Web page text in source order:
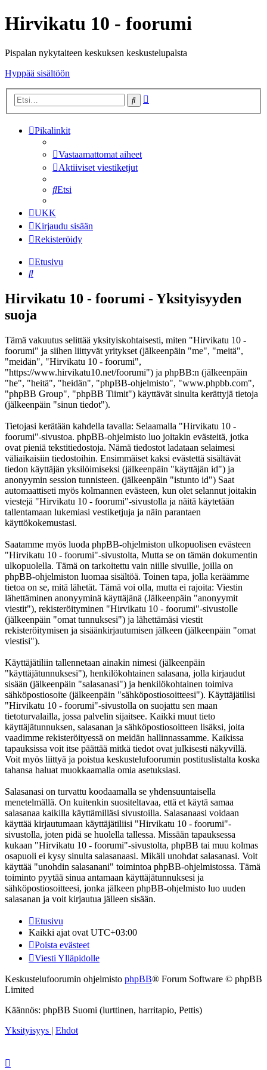
Hirvikatu 10 - foorumi
Pispalan nykytaiteen keskuksen keskustelupalsta
Hyppää sisältöön
Etsi
Pikalinkit
Vastaamattomat aiheet
Aktiiviset viestiketjut
Etsi
UKK
Kirjaudu sisään
Rekisteröidy
Etusivu
Etsi
Hirvikatu 10 - foorumi - Yksityisyyden
suoja
Tämä vakuutus selittää yksityiskohtaisesti, miten "Hirvikatu 10 -
foorumi" ja siihen liittyvät yritykset (jälkeenpäin "me", "meitä",
"meidän", "Hirvikatu 10 - foorumi",
"https://www.hirvikatu10.net/foorumi") ja phpBB:n (jälkeenpäin
"he", "heitä", "heidän", "phpBB-ohjelmisto", "www.phpbb.com",
"phpBB Group", "phpBB Tiimit") käyttävät sinulta kerättyjä tietoja
(jälkeenpäin "sinun tiedot").
Tietojasi kerätään kahdella tavalla: Selaamalla "Hirvikatu 10 -
foorumi"-sivustoa. phpBB-ohjelmisto luo joitakin evästeitä, jotka
ovat pieniä tekstitiedostoja. Nämä tiedostot ladataan selaimesi
väliaikaisiin tiedostoihin. Ensimmäiset kaksi evästettä sisältävät
tiedon käyttäjän yksilöimiseksi (jälkeenpäin "käyttäjän id") ja
anonyymin session tunnisteen. (jälkeenpäin "istunto id") Saat
automaattiseti myös kolmannen evästeen, kun olet selannut joitakin
viestejä "Hirvikatu 10 - foorumi"-sivustolla ja näitä käytetään
tallentamaan lukemiasi vestiketjuja ja näin parantaen
käyttökokemustasi.
Saatamme myös luoda phpBB-ohjelmiston ulkopuolisen evästeen
"Hirvikatu 10 - foorumi"-sivustolta, Mutta se on tämän dokumentin
ulkopuolella. Tämä on tarkoitettu vain niille sivuille, joilla on
phpBB-ohjelmiston luomaa sisältöä. Toinen tapa, jolla keräämme
tietoa on se, mitä lähetät. Tämä voi olla, mutta ei rajoita: Viestin
lähettäminen anonyyminä käyttäjänä (Jälkeenpäin "anonyymit
viestit"), rekisteröityminen "Hirvikatu 10 - foorumi"-sivustolle
(jälkeenpäin "omat tunnuksesi") ja lähettämäsi viestit
rekisteröitymisen ja sisäänkirjautumisen jälkeen (jälkeenpäin "omat
viestisi").
Käyttäjätiliin tallennetaan ainakin nimesi (jälkeenpäin
"käyttäjätunnuksesi"), henkilökohtainen salasana, jolla kirjaudut
sisään (jälkeenpäin "salasanasi") ja henkilökohtainen toimiva
sähköpostiosoite (jälkeenpäin "sähköpostiosoitteesi"). Käyttäjätilisi
"Hirvikatu 10 - foorumi"-sivustolla on suojattu sen maan
tietoturvalailla, jossa palvelin sijaitsee. Kaikki muut tieto
käyttäjätunnuksen, salasanan ja sähköpostiosoitteen lisäksi, joita
vaadimme rekisteröityessä on meidän hallinnassamme. Kaikissa
tapauksissa voit itse päättää mitkä tiedot ovat julkisesti näkyvillä.
Voit myös liittyä ja poistua keskustelufoorumin postituslistalta koska
tahansa haluat muokkaamalla omia asetuksiasi.
Salasanasi on turvattu koodaamalla se yhdensuuntaisella
menetelmällä. On kuitenkin suositeltavaa, että et käytä samaa
salasanaa kaikilla käyttämilläsi sivustoilla. Salasanaasi voidaan
käyttää kirjautumaan käyttäjätiliisi "Hirvikatu 10 - foorumi"-
sivustolla, joten pidä se huolella tallessa. Missään tapauksessa
kukaan "Hirvikatu 10 - foorumi"-sivustolta, phpBB tai muu kolmas
osapuoli ei kysy sinulta salasanaasi. Mikäli unohdat salasanasi. Voit
käyttää "unohdin salasanani" toimintoa phpBB-ohjelmistossa. Tämä
toiminto pyytää sinua antamaan käyttäjätunnuksesi ja
sähköpostiosoitteesi, jonka jälkeen phpBB-ohjelmisto luo uuden
salasanan ja voit kirjautua jälleen sisään.
Etusivu
Kaikki ajat ovat UTC+03:00
Poista evästeet
Viesti Ylläpidolle
Keskustelufoorumin ohjelmisto phpBB® Forum Software © phpBB
Limited
Käännös: phpBB Suomi (lurttinen, harritapio, Pettis)
Yksityisyys | Ehdot